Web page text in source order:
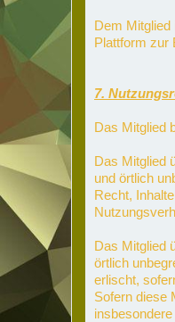
Dem Mitglied
Plattform zur
7.
Das Mitglied
Das Mitglied
und örtlich
Recht,
Das Mitglied
örtlich
erlischt,
Sofern diese